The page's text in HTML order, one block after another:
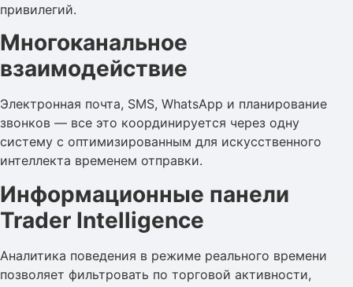
привилегий.
Многоканальное
взаимодействие
Электронная почта, SMS, WhatsApp и планирование
звонков — все это координируется через одну
систему с оптимизированным для искусственного
интеллекта временем отправки.
Информационные панели
Trader Intelligence
Аналитика поведения в режиме реального времени
позволяет фильтровать по торговой активности,